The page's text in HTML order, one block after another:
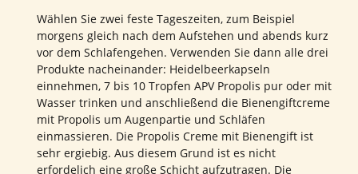
Wählen Sie zwei feste Tageszeiten, zum Beispiel
morgens gleich nach dem Aufstehen und abends kurz
vor dem Schlafengehen. Verwenden Sie dann alle drei
Produkte nacheinander: Heidelbeerkapseln
einnehmen, 7 bis 10 Tropfen APV Propolis pur oder mit
Wasser trinken und anschließend die Bienengiftcreme
mit Propolis um Augenpartie und Schläfen
einmassieren. Die Propolis Creme mit Bienengift ist
sehr ergiebig. Aus diesem Grund ist es nicht
erfordelich eine große Schicht aufzutragen. Die